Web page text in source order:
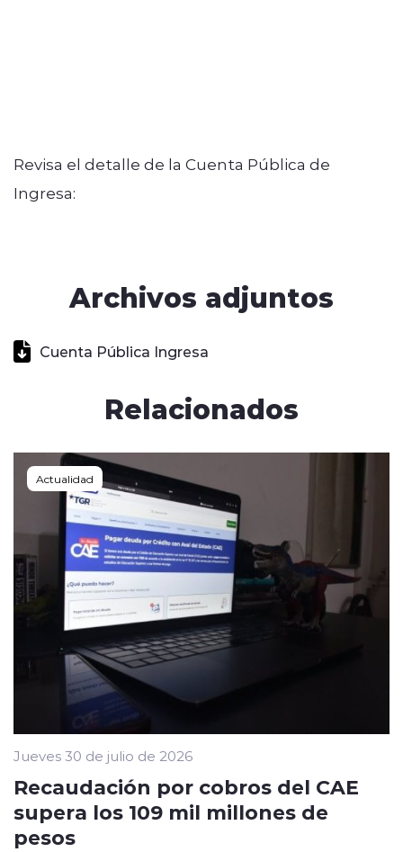
Revisa el detalle de la Cuenta Pública de
Ingresa:
Archivos adjuntos
Cuenta Pública Ingresa
Relacionados
Actualidad
Jueves 30 de julio de 2026
Recaudación por cobros del CAE
supera los 109 mil millones de
pesos